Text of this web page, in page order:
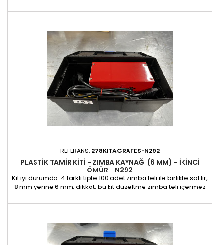
REFERANS: 278KITAGRAFES-N292
PLASTIK TAMIR KITI - ZIMBA KAYNAĞI (6 MM) - IKINCI
ÖMÜR - N292
Kit iyi durumda. 4 farklı tipte 100 adet zımba teli ile birlikte satılır,
8 mm yerine 6 mm, dikkat: bu kit düzeltme zımba teli içermez
adet mevcuttur 2. ömür garantisi: 6 ay Zımba kaynaklı plastik
üzere her tür plastiğin etkili bir...